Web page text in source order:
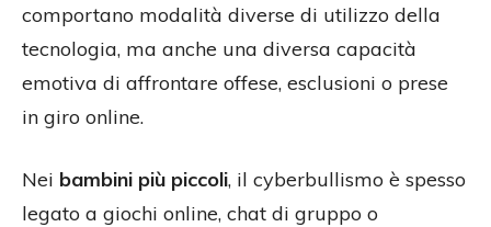
comportano modalità diverse di utilizzo della
tecnologia, ma anche una diversa capacità
emotiva di affrontare offese, esclusioni o prese
in giro online.
Nei bambini più piccoli, il cyberbullismo è spesso
legato a giochi online, chat di gruppo o